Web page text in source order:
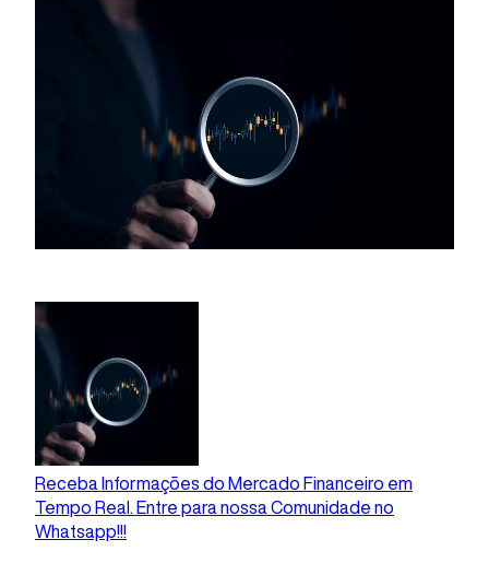
Receba Informações do Mercado Financeiro em
Tempo Real. Entre para nossa Comunidade no
Whatsapp!!!